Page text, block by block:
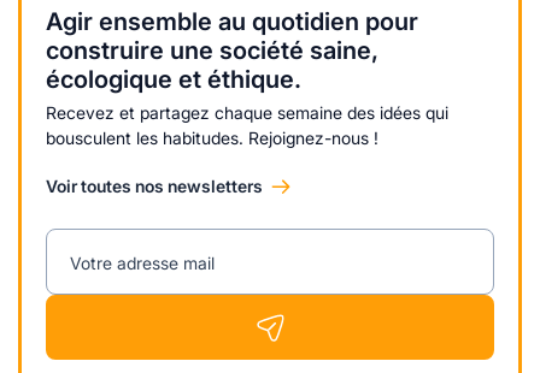
Agir ensemble au quotidien pour
construire une société saine,
écologique et éthique.
Recevez et partagez chaque semaine des idées qui
bousculent les habitudes. Rejoignez-nous !
Voir toutes nos newsletters
Votre adresse mail